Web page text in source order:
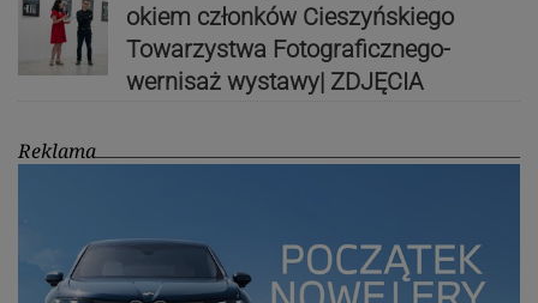
okiem członków Cieszyńskiego
Towarzystwa Fotograficznego-
wernisaż wystawy| ZDJĘCIA
Reklama